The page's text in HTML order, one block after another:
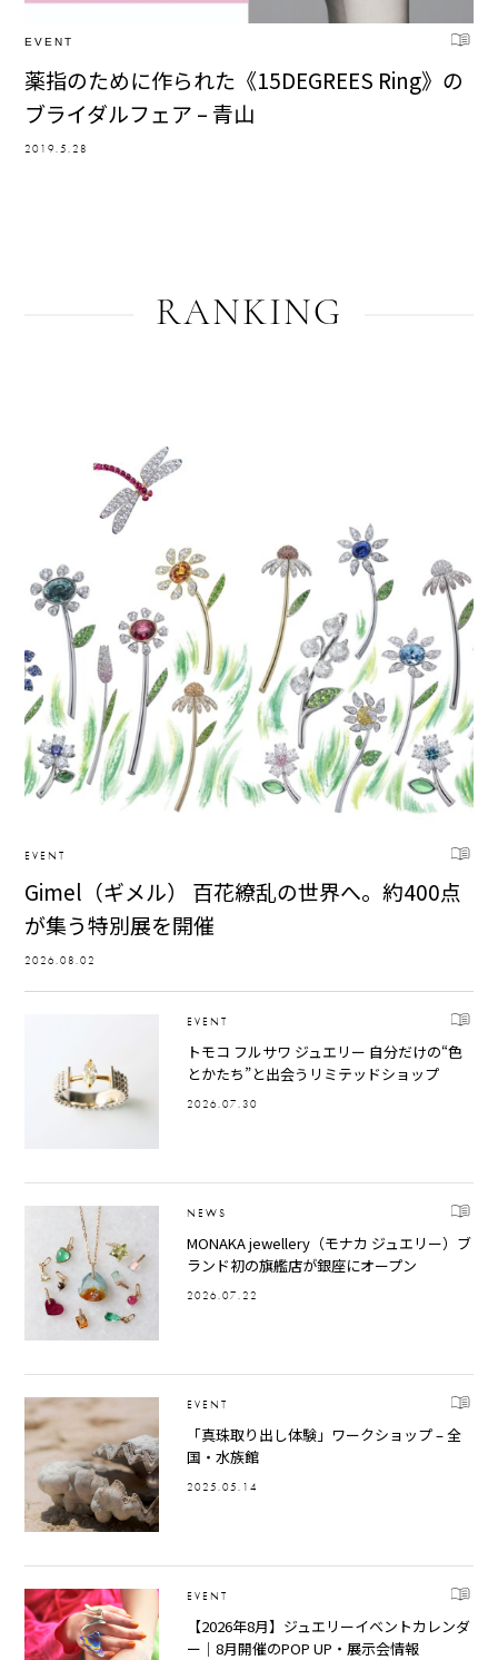
EVENT
薬指のために作られた《15DEGREES Ring》の
ブライダルフェア – 青山
2019.5.28
RANKING
EVENT
Gimel（ギメル） 百花繚乱の世界へ。約400点
が集う特別展を開催
2026.08.02
EVENT
トモコ フルサワ ジュエリー 自分だけの“色
とかたち”と出会うリミテッドショップ
2026.07.30
NEWS
MONAKA jewellery（モナカ ジュエリー）ブ
ランド初の旗艦店が銀座にオープン
2026.07.22
EVENT
「真珠取り出し体験」ワークショップ – 全
国・水族館
2025.05.14
EVENT
【2026年8月】ジュエリーイベントカレンダ
ー｜8月開催のPOP UP・展示会情報